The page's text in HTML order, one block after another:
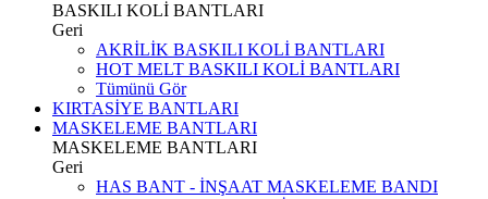
BASKILI KOLİ BANTLARI
Geri
AKRİLİK BASKILI KOLİ BANTLARI
HOT MELT BASKILI KOLİ BANTLARI
Tümünü Gör
KIRTASİYE BANTLARI
MASKELEME BANTLARI
MASKELEME BANTLARI
Geri
HAS BANT - İNŞAAT MASKELEME BANDI